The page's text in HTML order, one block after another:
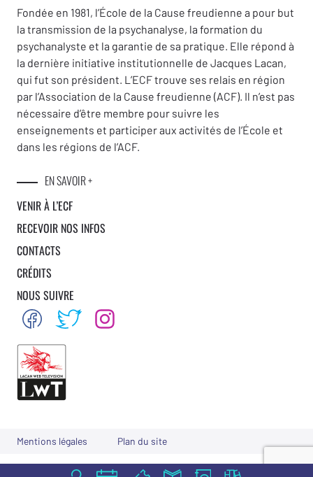
Fondée en 1981, l’École de la Cause freudienne a pour but
la transmission de la psychanalyse, la formation du
psychanalyste et la garantie de sa pratique. Elle répond à
la dernière initiative institutionnelle de Jacques Lacan,
qui fut son président. L’ECF trouve ses relais en région
par l’Association de la Cause freudienne (ACF). Il n’est pas
nécessaire d’être membre pour suivre les
enseignements et participer aux activités de l’École et
dans les régions de l’ACF.
EN SAVOIR +
VENIR À L’ECF
RECEVOIR NOS INFOS
CONTACTS
CRÉDITS
NOUS SUIVRE
Mentions légales Plan du site